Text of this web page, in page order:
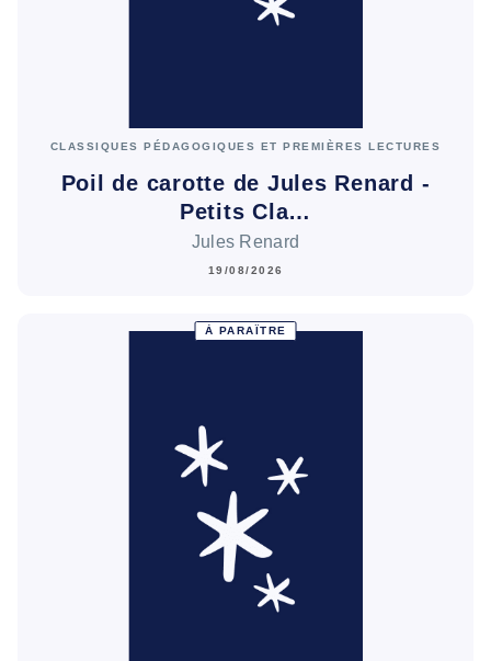
CLASSIQUES PÉDAGOGIQUES ET PREMIÈRES LECTURES
Poil de carotte de Jules Renard -
Petits Cla…
Jules Renard
19/08/2026
À PARAÎTRE